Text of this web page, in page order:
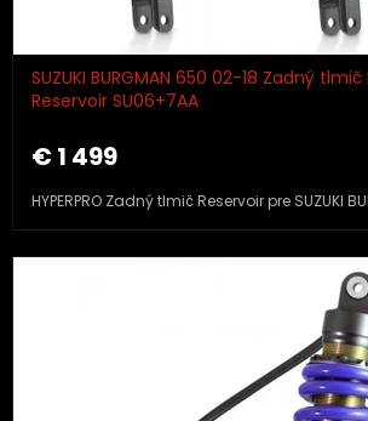
SUZUKI BURGMAN 650 02-18 Zadný tlmič
Reservoir SU06+7AA
€ 1 499
HYPERPRO Zadný tlmič Reservoir pre SUZUKI